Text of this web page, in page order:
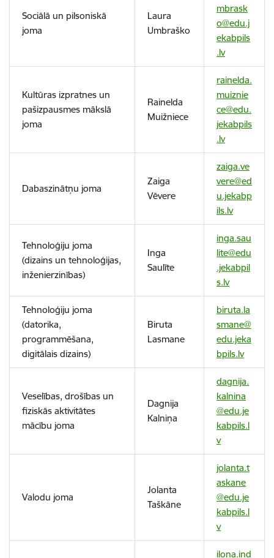
Sociālā un pilsoniskā
joma
Laura
Umbraško
mbrask
o@edu.j
ekabpils
.lv
Kultūras izpratnes un
pašizpausmes mākslā
joma
Rainelda
Muižniece
rainelda.
muiznie
ce@edu.
jekabpils
.lv
Dabaszinātņu joma
Zaiga
Vēvere
zaiga.ve
vere@ed
u.jekabp
ils.lv
Tehnoloģiju joma
(dizains un tehnoloģijas,
inženierzinības)
Inga
Saulīte
inga.sau
lite@edu
.jekabpil
s.lv
Tehnoloģiju joma
(datorika,
programmēšana,
digitālais dizains)
Biruta
Lasmane
biruta.la
smane@
edu.jeka
bpils.lv
Veselības, drošības un
fiziskās aktivitātes
mācību joma
Dagnija
Kalniņa
dagnija.
kalnina
@edu.je
kabpils.l
v
Valodu joma
Jolanta
Taškāne
jolanta.t
askane
@edu.je
kabpils.l
v
ilona.ind